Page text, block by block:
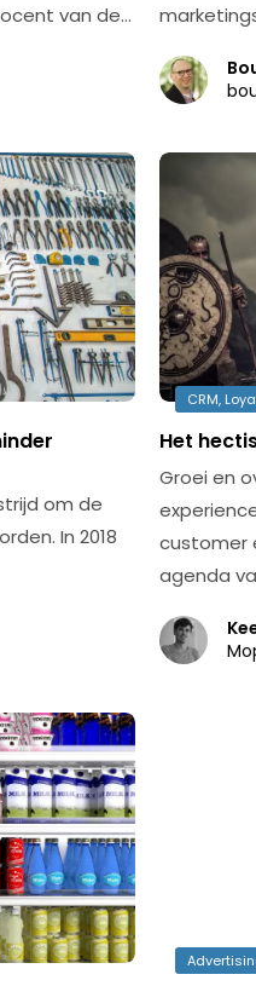
van de…
om de
In 2018
CRM,
Het
Groei en
customer
agenda